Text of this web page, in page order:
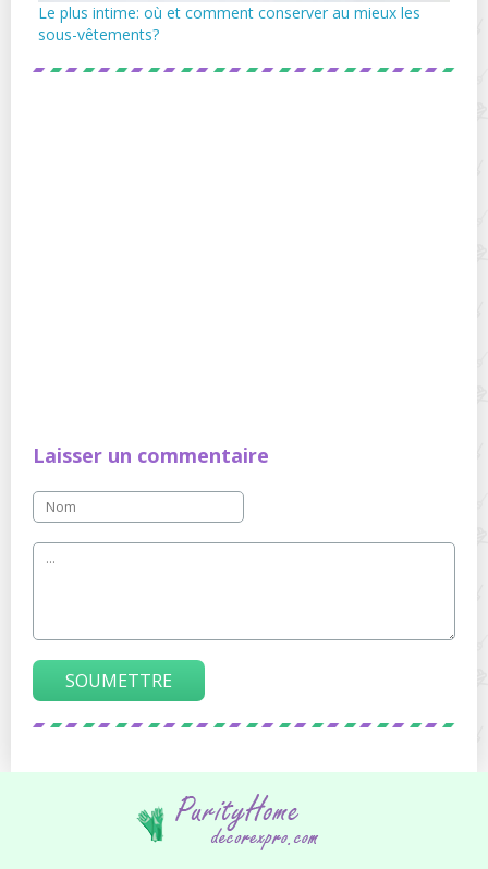
Le plus intime: où et comment conserver au mieux les
sous-vêtements?
Laisser un commentaire
SOUMETTRE